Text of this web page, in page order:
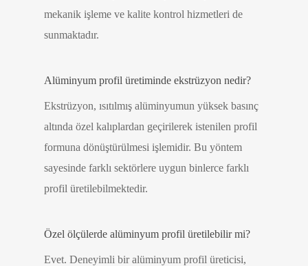
mekanik işleme ve kalite kontrol hizmetleri de
sunmaktadır.
Alüminyum profil üretiminde ekstrüzyon nedir?
Ekstrüzyon, ısıtılmış alüminyumun yüksek basınç
altında özel kalıplardan geçirilerek istenilen profil
formuna dönüştürülmesi işlemidir. Bu yöntem
sayesinde farklı sektörlere uygun binlerce farklı
profil üretilebilmektedir.
Özel ölçülerde alüminyum profil üretilebilir mi?
Evet. Deneyimli bir alüminyum profil üreticisi,